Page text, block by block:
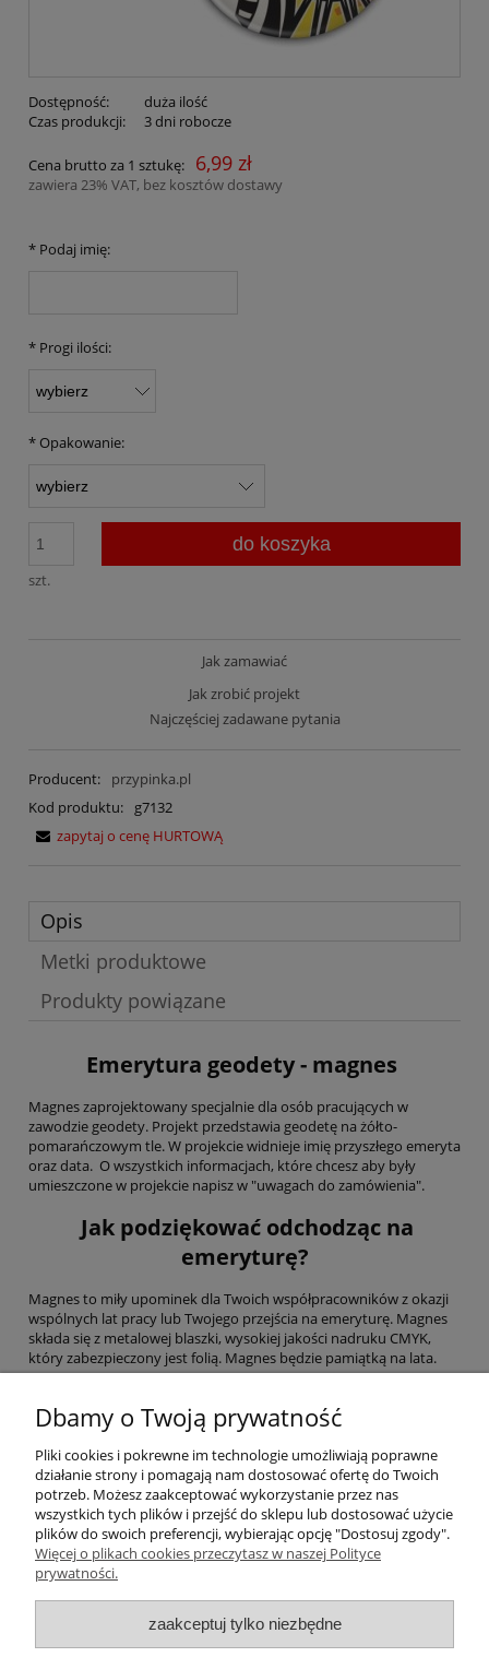
Dostępność:
duża ilość
Czas produkcji:
3 dni robocze
Cena brutto za 1 sztukę: 6,99 zł
zawiera 23% VAT, bez kosztów dostawy
* Podaj imię:
* Progi ilości:
* Opakowanie:
szt.
do koszyka
Jak zamawiać
Jak zrobić projekt
Najczęściej zadawane pytania
Producent:
przypinka.pl
Kod produktu:
g7132
zapytaj o cenę HURTOWĄ
Opis
Metki produktowe
Produkty powiązane
Emerytura geodety - magnes
Magnes zaprojektowany specjalnie dla osób pracujących w
zawodzie geodety. Projekt przedstawia geodetę na żółto-
pomarańczowym tle. W projekcie widnieje imię przyszłego emeryta
oraz data. O wszystkich informacjach, które chcesz aby były
umieszczone w projekcie napisz w "uwagach do zamówienia".
Jak podziękować odchodząc na
emeryturę?
Magnes to miły upominek dla Twoich współpracowników z okazji
wspólnych lat pracy lub Twojego przejścia na emeryturę. Magnes
składa się z metalowej blaszki, wysokiej jakości nadruku CMYK,
który zabezpieczony jest folią. Magnes będzie pamiątką na lata.
Czy można zapakować magnesy "na
prezent"?
Magnesy pakowane są w zbiorcze opakowanie. Aby pojedynczo
zapakować każdy magnes proponujemy do zakupu dodać
woreczki celofanowezaklejane lubworeczki z organzy.
Pomoc
Moje konto
Dbamy o Twoją prywatność
Pliki cookies i pokrewne im technologie umożliwiają poprawne
działanie strony i pomagają nam dostosować ofertę do Twoich
potrzeb. Możesz zaakceptować wykorzystanie przez nas
wszystkich tych plików i przejść do sklepu lub dostosować użycie
plików do swoich preferencji, wybierając opcję "Dostosuj zgody".
Więcej o plikach cookies przeczytasz w naszej Polityce
prywatności.
zaakceptuj tylko niezbędne